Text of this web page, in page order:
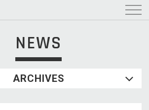
NEWS
ARCHIVES